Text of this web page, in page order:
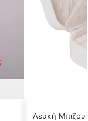
Λευκή